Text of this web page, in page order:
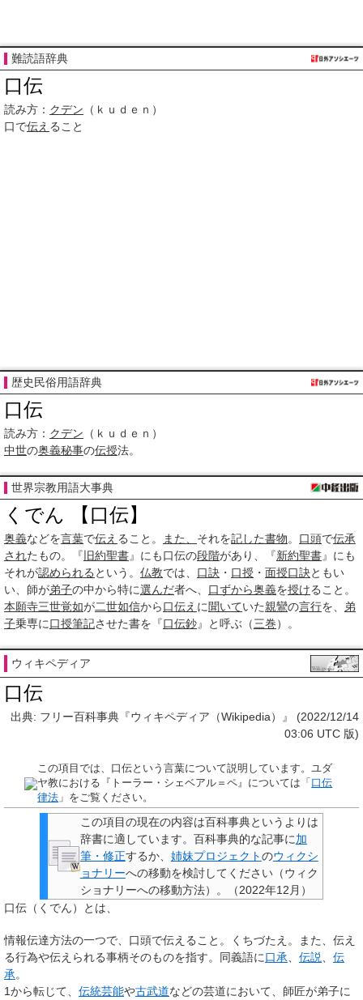
難読語辞典
口伝
読み方： クデン （ｋｕｄｅｎ）
口で伝え ること
歴史民俗用語辞典
口伝
読み方： クデン （ｋｕｄｅｎ）
中世の奥義秘事の伝授法。
世界宗教用語大事典
くでん 【口伝】
奥義などを言葉で伝え ること。 また、 それを記した書物。 口頭で伝承
されたもの。『 旧約聖書』にも口伝の段階があり、『新約聖書』にも
それが認められる という。 仏教では、 口訣 ・ 口授 ・ 面授口訣ともい
い、師が弟子の中から特に選んだ者へ、 口ずから奥義を授けること。
本願寺三世覚如が二世如信から口伝え に聞いていた親鸞の言行を、
弟
子乗専に口授筆記させた書を『口伝鈔』と呼ぶ（三巻）。
ウィキペディア
口伝
出典: フリー百科事典『ウィキペディア（Wikipedia）』 (2022/12/14
03:06 UTC 版)
この項目では、口伝という言葉について説明しています。ユダ
ヤ教における『トーラー・シェベアル＝ペ』については「 口伝
律法 」をご覧ください。
この項目の現在の内容は百科事典というよりは
辞書に適しています。 百科事典的な記事に加
筆・修正するか、 姉妹プロジェクトのウィクシ
ョナリーへの移動を検討してください（ウィク
ショナリーへの移動方法）。
（2022年12月 ）
口伝 （くでん）とは、
情報伝達方法の一つで、口頭で伝えること。くちづたえ。また、伝え
る行為や伝えられる事柄そのものを指す。同義語に口承 伝説
伝
承。
1から転じて、 伝統芸能や古武道などの芸道において、師匠が弟子に